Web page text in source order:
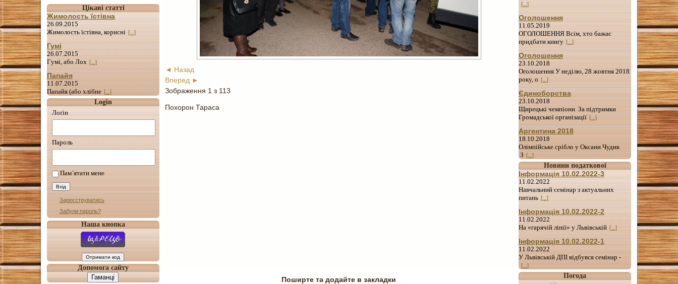
Цікаві статті
Жимолость їстівна
26.09.2015
Жимолость їстівна, корисні [...]
Гумі
26.07.2015
Гумі, або Лох [...]
Папайя
11.07.2015
Папайя (або хлібне [...]
Login
Лоґін
Пароль
Пам`ятати мене
Зареєструватись
Забули пароль?
Наша кнопка
Допомога сайту
Гаманці
◄ Назад
Вперед ►
Зображення 1 з 113
Похорон Тараса
Поширте та додайте в закладки
[...]
Оголошення
11.05.2019
ОГОЛОШЕННЯ Всім, хто бажає
придбати книгу [...]
Оголошення
23.10.2018
Оголошення У неділю, 28 жовтня 2018
року, о [...]
Єдиноборства
23.10.2018
Щирецькі чемпіони За підтримки
Громадської організації [...]
Аргентина 2018
18.10.2018
Олімпійське срібло у Оксани Чудик
З [...]
Новини податкової
Інформація 10.02.2022-3
11.02.2022
Навчальний семінар з актуальних
питань [...]
Інформація 10.02.2022-2
11.02.2022
На «гарячій лінії» у Львівській [...]
Інформація 10.02.2022-1
11.02.2022
У Львівській ДПІ відбувся семінар -
[...]
Погода